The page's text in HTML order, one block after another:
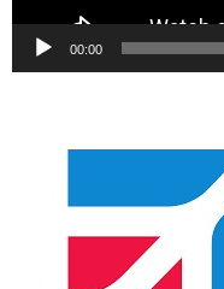
00:00